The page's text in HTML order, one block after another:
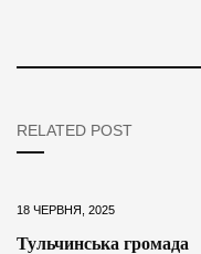
RELATED POST
18 ЧЕРВНЯ, 2025
Тульчинська громада